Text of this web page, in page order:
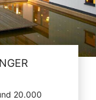
20.000